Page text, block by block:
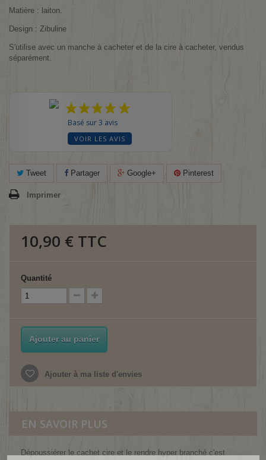
Matière : laiton.
Design : Zibuline
S'utilise avec un manche à cacheter et de la cire à cacheter, vendus
séparément.
Basé sur 3 avis
VOIR LES AVIS
Tweet Partager Google+ Pinterest
Imprimer
10,90 € TTC
Quantité
Ajouter au panier
Ajouter à ma liste d'envies
EN SAVOIR PLUS
Dépoussiérer le cachet cire et le rendre hyper branché c'est